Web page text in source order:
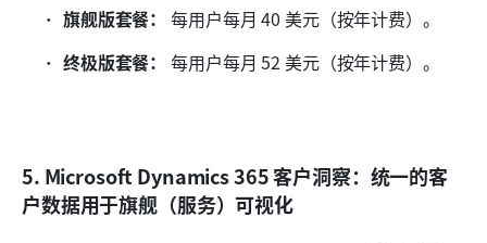
旗舰版套餐： 每用户每月 40 美元（按年计费）。
终极版套餐： 每用户每月 52 美元（按年计费）。
5. Microsoft Dynamics 365 客户洞察：统一的客
户数据用于旗舰（服务）可视化